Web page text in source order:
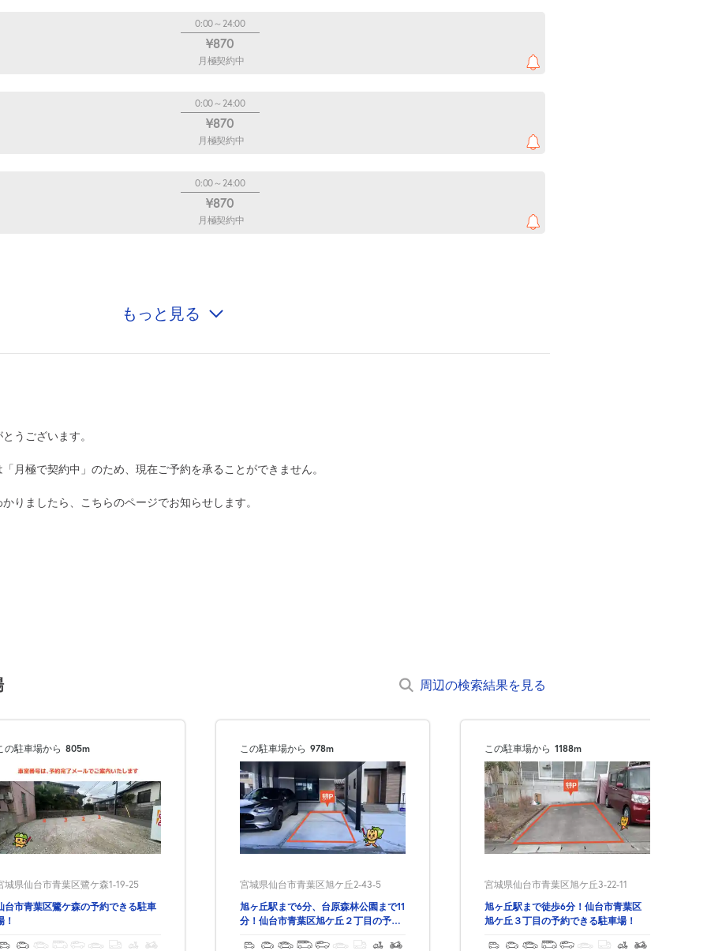
0:00～24:00
¥870
月極契約中
0:00～24:00
¥870
月極契約中
0:00～24:00
¥870
月極契約中
0:00～24:00
月極契約中
0:00～24:00
¥870
月極契約中
0:00～24:00
月極契約中
月極契約中
もっと見る
うございます。
月極で契約中」のため、現在ご予約を承ることができません。
りましたら、こちらのページでお知らせします。
周辺の検索結果を見る
の駐車場から 805m
城県仙台市青葉区鷺ケ森1-19-25
台市青葉区鷺ケ森の予約できる駐車
！
この駐車場から 978m
宮城県仙台市青葉区旭ケ丘2-43-5
旭ヶ丘駅まで6分、台原森林公園まで11
分！仙台市青葉区旭ケ丘２丁目の予約
この駐車場から 1188m
宮城県仙台市青葉区旭ケ丘3-22-11
旭ヶ丘駅まで徒歩6分！仙台市青葉区
旭ケ丘３丁目の予約できる駐車場！